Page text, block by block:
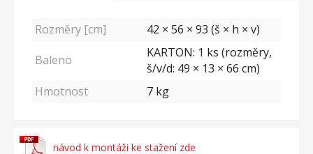
Rozměry [cm]
42 × 56 × 93 (š × h × v)
Baleno
KARTON: 1 ks (rozměry,
š/v/d: 49 × 13 × 66 cm)
Hmotnost
7 kg
návod k montáži ke stažení zde